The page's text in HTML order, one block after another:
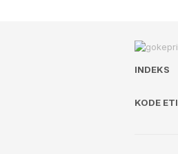
INDEKS
KODE